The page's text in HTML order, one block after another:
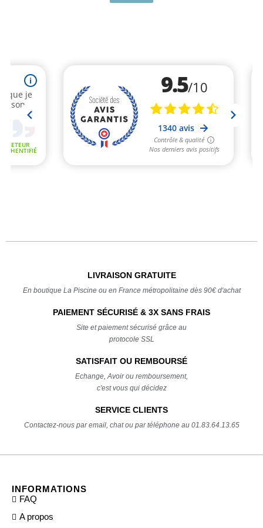
LIVRAISON GRATUITE
En boutique La Piscine ou en France métropolitaine dès 90€ d'achat
PAIEMENT SÉCURISÉ & 3X SANS FRAIS
Site et paiement sécurisé grâce au
protocole SSL
SATISFAIT OU REMBOURSÉ
Echange, Avoir ou remboursement,
c'est vous qui décidez
SERVICE CLIENTS
Contactez-nous par email, chat ou par téléphone au 01.83.64.13.65
INFORMATIONS
FAQ
A propos